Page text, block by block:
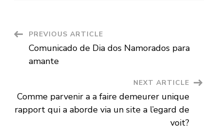
fuhrst,
Post
Navigation
PREVIOUS ARTICLE
Comunicado de Dia dos Namorados para
amante
NEXT ARTICLE
Comme parvenir a a faire demeurer unique
rapport qui a aborde via un site a l’egard de
voit?